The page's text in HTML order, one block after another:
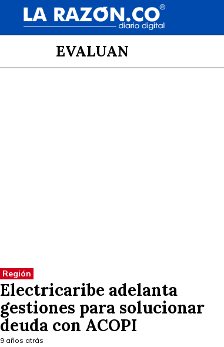
EVALUAN
Región
Electricaribe adelanta
gestiones para solucionar
deuda con ACOPI
9 años atrás